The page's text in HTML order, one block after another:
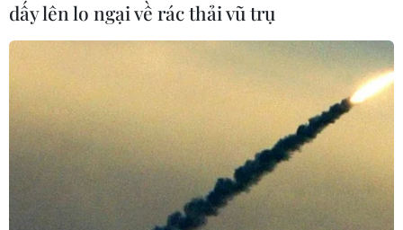
(Nhấp chuột vào ảnh để xem kích thước chuẩn)
Năm sự kiện văn hóa- du lịch
nổi bật của cả
nước sẽ diễn ra trong tháng Tư này, với nhiều
chương trình, dấu ấn đặc sắc, hấp dẫn đang chờ
đón du khách./.
dấy lên lo ngại về rác thải vũ trụ